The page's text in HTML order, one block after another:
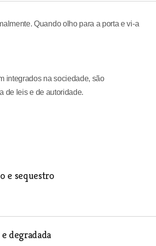
Quando olho para a porta e vi-a
integrados na sociedade, são
de leis e de autoridade.
e sequestro
degradada